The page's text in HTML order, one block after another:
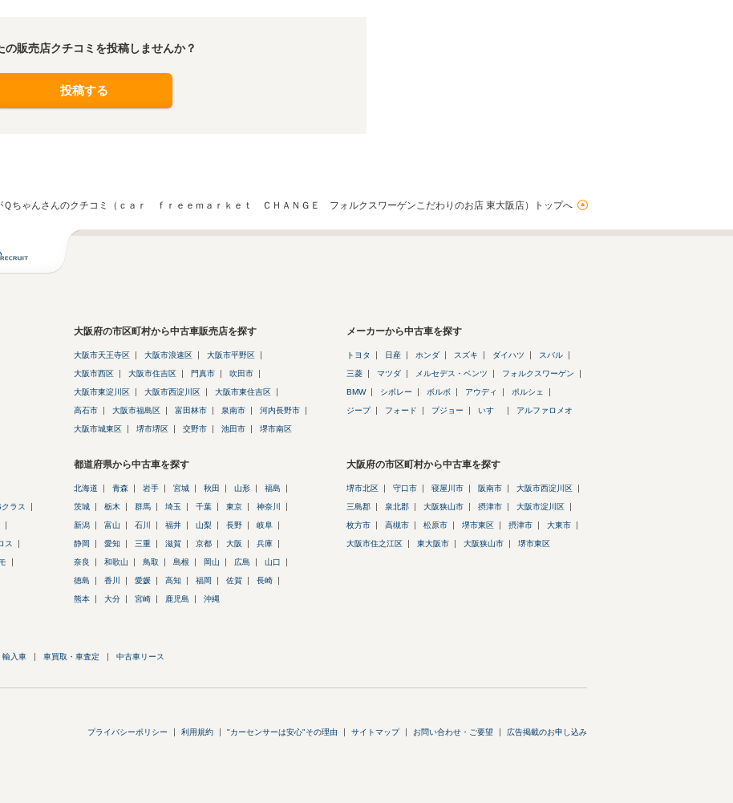
の販売店クチコミを投稿しませんか？
投稿する
Ｑちゃんさんのクチコミ（ｃａｒ ｆｒｅｅｍａｒｋｅｔ ＣＨＡＮＧＥ フォルクスワーゲンこだわりのお店 東大阪店）トップへ
大阪府の市区町村から中古車販売店を探す
大阪市天王寺区 大阪市浪速区 大阪市平野区
大阪市西区 大阪市住吉区 門真市 吹田市
大阪市東淀川区 大阪市西淀川区 大阪市東住吉区
高石市 大阪市福島区 富田林市 泉南市 河内長野市
大阪市城東区 堺市堺区 交野市 池田市 堺市南区
メーカーから中古車を探す
トヨタ 日産 ホンダ スズキ ダイハツ スバル
三菱 マツダ メルセデス・ベンツ フォルクスワーゲン
BMW シボレー ボルボ アウディ ポルシェ
ジープ フォード プジョー いすゞ アルファロメオ
クラス
ス
都道府県から中古車を探す
北海道 青森 岩手 宮城 秋田 山形 福島
茨城 栃木 群馬 埼玉 千葉 東京 神奈川
新潟 富山 石川 福井 山梨 長野 岐阜
静岡 愛知 三重 滋賀 京都 大阪 兵庫
奈良 和歌山 鳥取 島根 岡山 広島 山口
徳島 香川 愛媛 高知 福岡 佐賀 長崎
熊本 大分 宮崎 鹿児島 沖縄
大阪府の市区町村から中古車を探す
堺市北区 守口市 寝屋川市 阪南市 大阪市西淀川区
三島郡 泉北郡 大阪狭山市 摂津市 大阪市淀川区
枚方市 高槻市 松原市 堺市東区 摂津市 大東市
大阪市住之江区 東大阪市 大阪狭山市 堺市東区
輸入車 車買取・車査定 中古車リース
プライバシーポリシー 利用規約 "カーセンサーは安心"その理由 サイトマップ お問い合わせ・ご要望 広告掲載のお申し込み